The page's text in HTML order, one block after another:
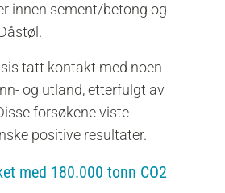
innen sement/betong og
tatt kontakt med noen
og utland, etterfulgt av
forsøkene viste
positive resultater.
med 180.000 tonn CO2